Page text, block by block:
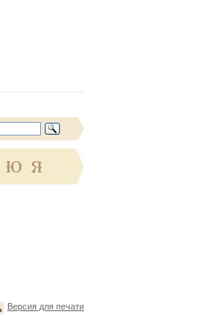
Ю Я
Версия для печати